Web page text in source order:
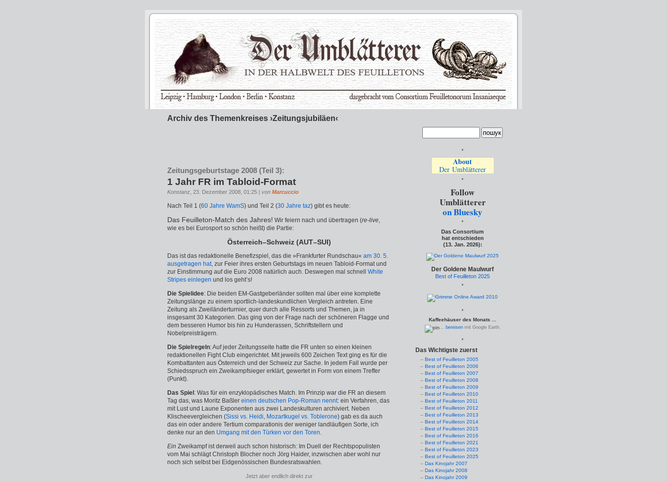
Archiv des Themenkreises ›Zeitungsjubiläen‹
Zeitungsgeburtstage 2008 (Teil 3):
1 Jahr FR im Tabloid-Format
Konstanz , 23. Dezember 2008, 01:25 | von Marcuccio
Nach Teil 1 (60 Jahre WamS) und Teil 2 (30 Jahre taz) gibt es heute:
Das Feuilleton-Match des Jahres! Wir feiern nach und übertragen (re-live,
wie es bei Eurosport so schön heißt) die Partie:
Österreich–Schweiz (AUT–SUI)
Das ist das redaktionelle Benefizspiel, das die »Frankfurter Rundschau« am 30. 5.
ausgetragen hat, zur Feier ihres ersten Geburtstags im neuen Tabloid-Format und
zur Einstimmung auf die Euro 2008 natürlich auch. Deswegen mal schnell White
Stripes einlegen und los geht’s!
Die Spielidee: Die beiden EM-Gastgeberländer sollten mal über eine komplette
Zeitungslänge zu einem sportlich-landeskundlichen Vergleich antreten. Eine
Zeitung als Zweiländerturnier, quer durch alle Ressorts und Themen, ja in
insgesamt 30 Kategorien. Das ging von der Frage nach der schöneren Flagge und
dem besseren Humor bis hin zu Hunderassen, Schriftstellern und
Nobelpreisträgern.
Die Spielregeln: Auf jeder Zeitungsseite hatte die FR unten so einen kleinen
redaktionellen Fight Club eingerichtet. Mit jeweils 600 Zeichen Text ging es für die
Kombattanten aus Österreich und der Schweiz zur Sache. In jedem Fall wurde per
Schiedsspruch ein Zweikampfsieger erklärt, gewertet in Form von einem Treffer
(Punkt).
Das Spiel : Was für ein enzyklopädisches Match. Im Prinzip war die FR an diesem
Tag das, was Moritz Baßler einen deutschen Pop-Roman nennt: ein Verfahren, das
mit Lust und Laune Exponenten aus zwei Landeskulturen archiviert. Neben
Klischeevergleichen (Sissi vs. Heidi, Mozartkugel vs. Toblerone) gab es da auch
das ein oder andere Tertium comparationis der weniger landläufigen Sorte, ich
denke nur an den Umgang mit den Türken vor den Toren.
Ein Zweikampf ist derweil auch schon historisch: Im Duell der Rechtspopulisten
vom Mai schlägt Christoph Blocher noch Jörg Haider, inzwischen aber wohl nur
noch sich selbst bei Eidgenössischen Bundesratswahlen.
Jetzt aber endlich direkt zur
*
About
Der Umblätterer
*
Follow
Umblätterer
on Bluesky
*
Das Consortium
hat entschieden
(13. Jan. 2026):
Der Goldene Maulwurf
Best of Feuilleton 2025
*
*
Kaffeehäuser des Monats ...
... bereisenmit Google Earth.
*
Das Wichtigste zuerst
Best of Feuilleton 2005
Best of Feuilleton 2006
Best of Feuilleton 2007
Best of Feuilleton 2008
Best of Feuilleton 2009
Best of Feuilleton 2010
Best of Feuilleton 2011
Best of Feuilleton 2012
Best of Feuilleton 2013
Best of Feuilleton 2014
Best of Feuilleton 2015
Best of Feuilleton 2016
Best of Feuilleton 2021
Best of Feuilleton 2023
Best of Feuilleton 2025
Das Kinojahr 2007
Das Kinojahr 2008
Das Kinojahr 2009